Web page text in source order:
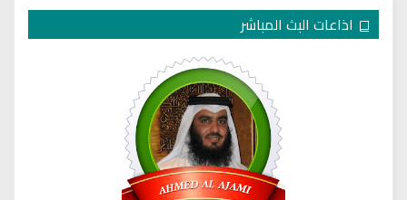
اذاعات البث المباشر